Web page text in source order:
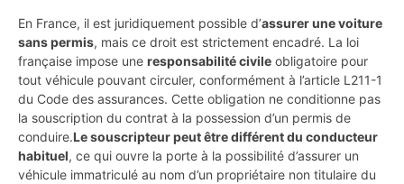
En France, il est juridiquement possible d’assurer une voiture
sans permis, mais ce droit est strictement encadré. La loi
française impose une responsabilité civile obligatoire pour
tout véhicule pouvant circuler, conformément à l’article L211-1
du Code des assurances. Cette obligation ne conditionne pas
la souscription du contrat à la possession d’un permis de
conduire.Le souscripteur peut être différent du conducteur
habituel, ce qui ouvre la porte à la possibilité d’assurer un
véhicule immatriculé au nom d’un propriétaire non titulaire du